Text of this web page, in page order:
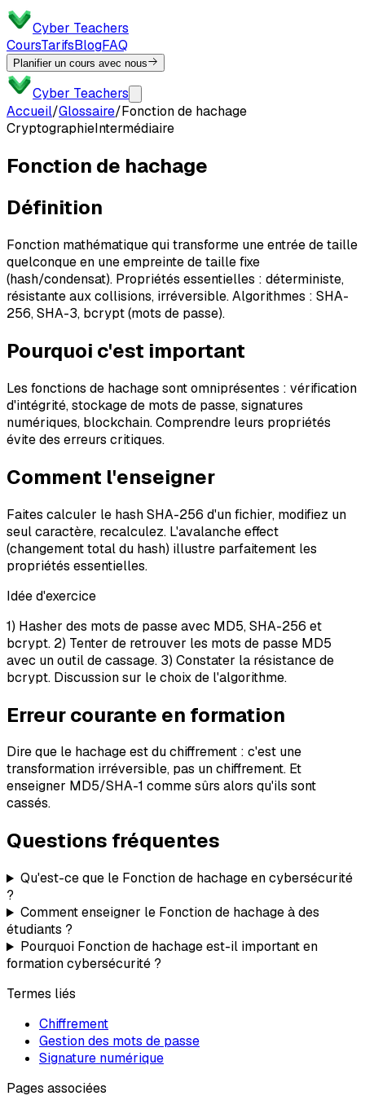
Cyber Teachers
CoursTarifsBlogFAQ
Planifier un cours avec nous
Cyber Teachers
Accueil/Glossaire/Fonction de hachage
CryptographieIntermédiaire
Fonction de hachage
Définition
Fonction mathématique qui transforme une entrée de taille
quelconque en une empreinte de taille fixe
(hash/condensat). Propriétés essentielles : déterministe,
résistante aux collisions, irréversible. Algorithmes : SHA-
256, SHA-3, bcrypt (mots de passe).
Pourquoi c'est important
Les fonctions de hachage sont omniprésentes : vérification
d'intégrité, stockage de mots de passe, signatures
numériques, blockchain. Comprendre leurs propriétés
évite des erreurs critiques.
Comment l'enseigner
Faites calculer le hash SHA-256 d'un fichier, modifiez un
seul caractère, recalculez. L'avalanche effect
(changement total du hash) illustre parfaitement les
propriétés essentielles.
Idée d'exercice
1) Hasher des mots de passe avec MD5, SHA-256 et
bcrypt. 2) Tenter de retrouver les mots de passe MD5
avec un outil de cassage. 3) Constater la résistance de
bcrypt. Discussion sur le choix de l'algorithme.
Erreur courante en formation
Dire que le hachage est du chiffrement : c'est une
transformation irréversible, pas un chiffrement. Et
enseigner MD5/SHA-1 comme sûrs alors qu'ils sont
cassés.
Questions fréquentes
Qu'est-ce que le Fonction de hachage en cybersécurité
?
Comment enseigner le Fonction de hachage à des
étudiants ?
Pourquoi Fonction de hachage est-il important en
formation cybersécurité ?
Termes liés
Chiffrement
Gestion des mots de passe
Signature numérique
Pages associées